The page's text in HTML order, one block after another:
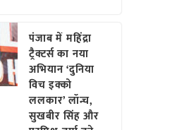
पंजाब में महिंद्रा
ट्रैक्टर्स का नया
अभियान ‘दुनिया
विच इक्को
ललकार’ लॉन्च,
सुखबीर सिंह और